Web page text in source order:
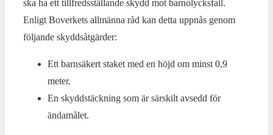
ska ha ett tillfredsställande skydd mot barnolycksfall.
Enligt Boverkets allmänna råd kan detta uppnås genom
följande skyddsåtgärder:
Ett barnsäkert staket med en höjd om minst 0,9
meter.
En skyddstäckning som är särskilt avsedd för
ändamålet.